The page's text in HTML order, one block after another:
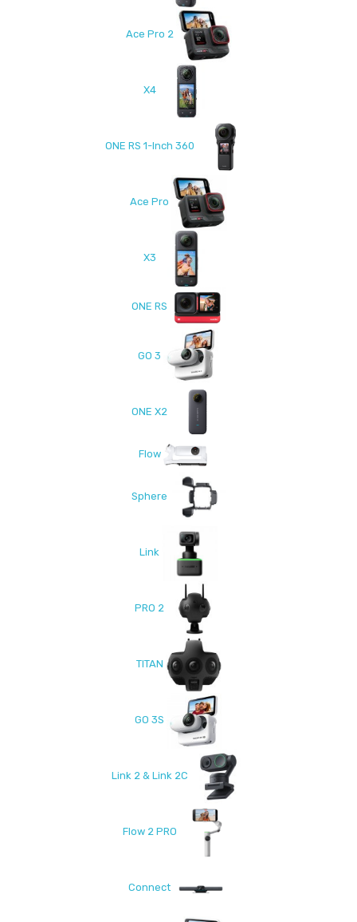
Ace Pro 2
X4
ONE RS 1-Inch 360
Ace Pro
X3
ONE RS
GO 3
ONE X2
Flow
Sphere
Link
PRO 2
TITAN
GO 3S
Link 2 & Link 2C
Flow 2 PRO
Connect